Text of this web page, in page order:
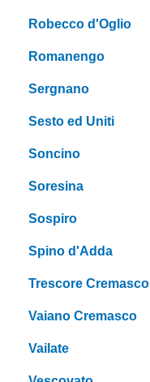
Robecco d'Oglio
Romanengo
Sergnano
Sesto ed Uniti
Soncino
Soresina
Sospiro
Spino d'Adda
Trescore Cremasco
Vaiano Cremasco
Vailate